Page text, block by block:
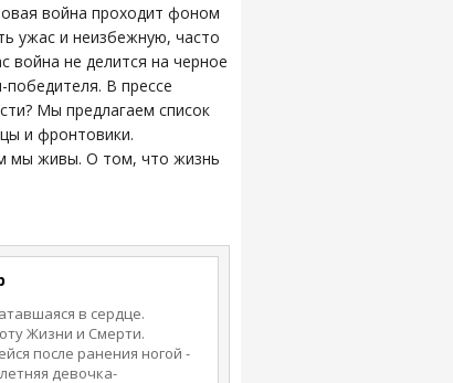
война проходит фоном
ужас и неизбежную, часто
война не делится на черное
В прессе
Мы предлагаем список
и фронтовики.
мы живы. О том, что жизнь
в сердце.
Жизни и Смерти.
после ранения ногой -
девочка-